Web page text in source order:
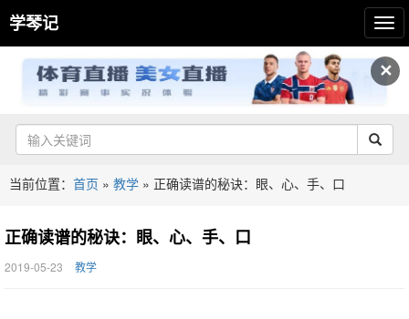
✕
学琴记
当前位置： 首页 » 教学 » 正确读谱的秘诀：眼、心、手、口
正确读谱的秘诀：眼、心、手、口
2019-05-23 教学